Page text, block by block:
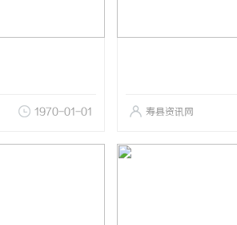
1970-01-01 寿县资讯网